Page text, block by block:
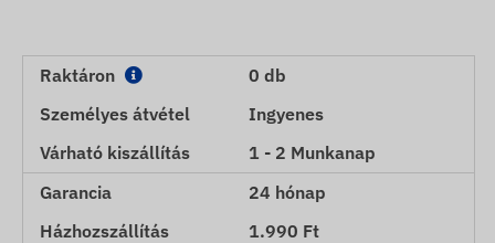
Raktáron
0 db
Személyes átvétel
Ingyenes
Várható kiszállítás
1 - 2 Munkanap
Garancia
24 hónap
Házhozszállítás
1.990 Ft